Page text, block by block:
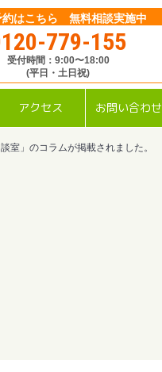
約はこちら 無料相談実施中
779-155
受付時間：9:00〜18:00
(平日・土日祝)
アクセス お問い合わせ
室」のコラムが掲載されました。